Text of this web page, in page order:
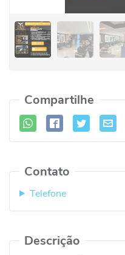
Compartilhe
Contato
Telefone
Descrição